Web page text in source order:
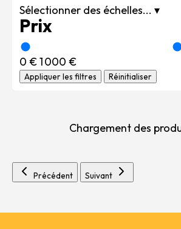
Sélectionner des échelles... ▾
Prix
0 €1 000 €
Appliquer les filtres Réinitialiser
Chargement des
Précédent Suivant